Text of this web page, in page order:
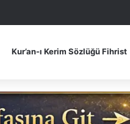
Kur’an-ı Kerim Sözlüğü Fihrist